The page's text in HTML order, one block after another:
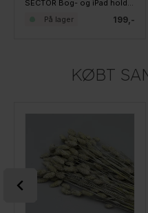
199,-
På lager
KØBT